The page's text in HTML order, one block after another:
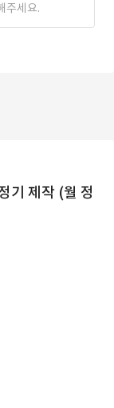
주세요.
기 제작 (월 정